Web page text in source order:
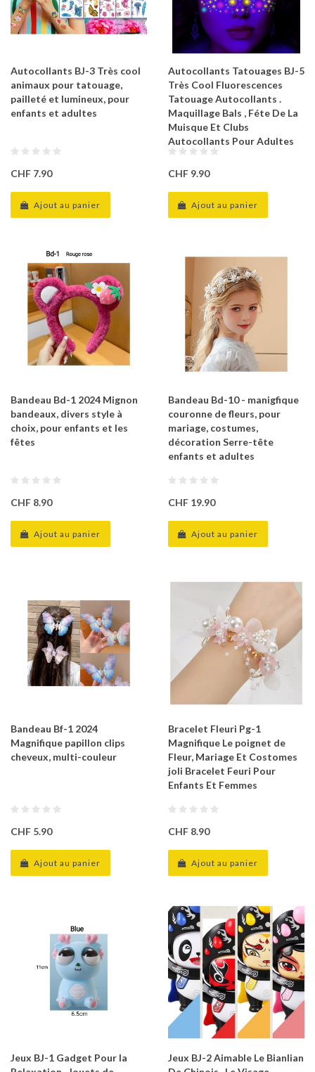
Autocollants BJ-3 Très cool
animaux pour tatouage,
pailleté et lumineux, pour
enfants et adultes
CHF 7.90
Ajout au panier
Autocollants Tatouages BJ-5
Très Cool Fluorescences
Tatouage Autocollants .
Maquillage Bals , Féte De La
Muisque Et Clubs
Autocollants Pour Adultes
CHF 9.90
Ajout au panier
Bandeau Bd-1 2024 Mignon
bandeaux, divers style à
choix, pour enfants et les
fêtes
CHF 8.90
Ajout au panier
Bandeau Bd-10 - manigfique
couronne de fleurs, pour
mariage, costumes,
décoration Serre-tête
enfants et adultes
CHF 19.90
Ajout au panier
Bandeau Bf-1 2024
Magnifique papillon clips
cheveux, multi-couleur
CHF 5.90
Ajout au panier
Bracelet Fleuri Pg-1
Magnifique Le poignet de
Fleur, Mariage Et Costomes
joli Bracelet Feuri Pour
Enfants Et Femmes
CHF 8.90
Ajout au panier
Jeux BJ-1 Gadget Pour la
Jeux BJ-2 Aimable Le Bianlian